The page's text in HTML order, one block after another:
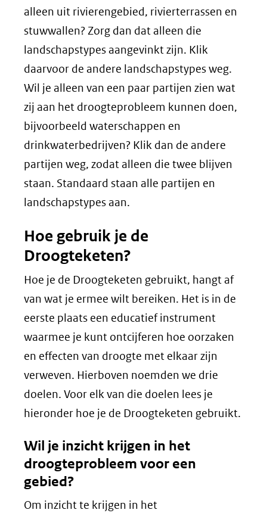
alleen uit rivierengebied, rivierterrassen en
stuwwallen? Zorg dan dat alleen die
landschapstypes aangevinkt zijn. Klik
daarvoor de andere landschapstypes weg.
Wil je alleen van een paar partijen zien wat
zij aan het droogteprobleem kunnen doen,
bijvoorbeeld waterschappen en
drinkwaterbedrijven? Klik dan de andere
partijen weg, zodat alleen die twee blijven
staan. Standaard staan alle partijen en
landschapstypes aan.
Hoe gebruik je de
Droogteketen?
Hoe je de Droogteketen gebruikt, hangt af
van wat je ermee wilt bereiken. Het is in de
eerste plaats een educatief instrument
waarmee je kunt ontcijferen hoe oorzaken
en effecten van droogte met elkaar zijn
verweven. Hierboven noemden we drie
doelen. Voor elk van die doelen lees je
hieronder hoe je de Droogteketen gebruikt.
Wil je inzicht krijgen in het
droogteprobleem voor een
gebied?
Om inzicht te krijgen in het